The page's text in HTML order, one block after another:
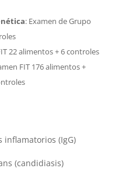
:Examen de Grupo
22 alimentos + 6 controles
FIT 176 alimentos +
inflamatorios (IgG)
(candidiasis)